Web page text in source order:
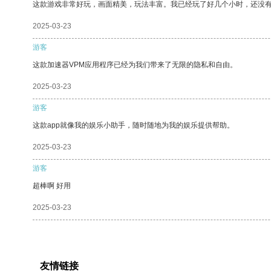
这款游戏非常好玩，画面精美，玩法丰富。我已经玩了好几个小时，还没
2025-03-23
游客
这款加速器VPM应用程序已经为我们带来了无限的隐私和自由。
2025-03-23
游客
这款app就像我的娱乐小助手，随时随地为我的娱乐提供帮助。
2025-03-23
游客
超棒啊 好用
2025-03-23
友情链接